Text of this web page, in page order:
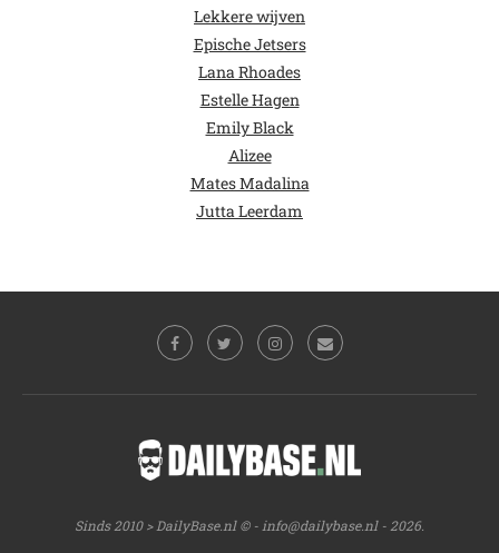
Lekkere wijven
Epische Jetsers
Lana Rhoades
Estelle Hagen
Emily Black
Alizee
Mates Madalina
Jutta Leerdam
Sinds 2010 > DailyBase.nl © - info@dailybase.nl- 2026.